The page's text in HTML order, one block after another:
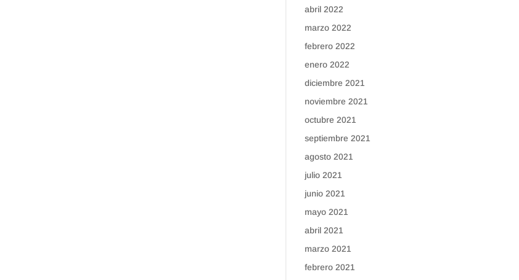
abril 2022
marzo 2022
febrero 2022
enero 2022
diciembre 2021
noviembre 2021
octubre 2021
septiembre 2021
agosto 2021
julio 2021
junio 2021
mayo 2021
abril 2021
marzo 2021
febrero 2021